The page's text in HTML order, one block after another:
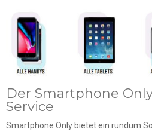
Der Smartphone
Service
Smartphone Only bietet ein rundum